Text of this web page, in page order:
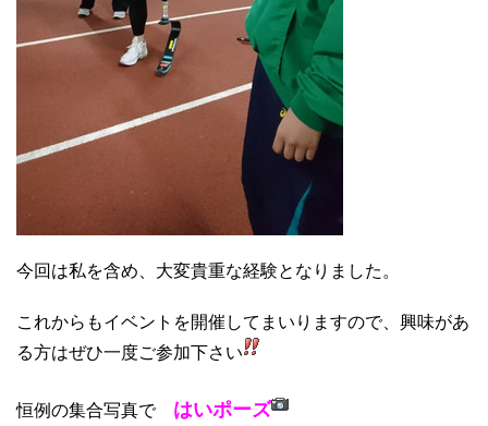
今回は私を含め、大変貴重な経験となりました。
これからもイベントを開催してまいりますので、興味があ
る方はぜひ一度ご参加下さい
恒例の集合写真で はいポーズ